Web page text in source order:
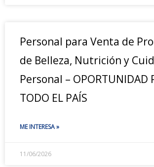
Personal para Venta de
de Belleza, Nutrición y
Personal – OPORTUNIDAD
TODO EL PAÍS
ME INTERESA »
11/06/2026